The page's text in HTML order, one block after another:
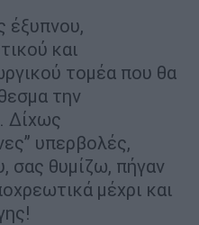
έξυπνου,
και
τομέα που θα
την
Δίχως
υπερβολές,
σας θυμίζω, πήγαν
μέχρι και